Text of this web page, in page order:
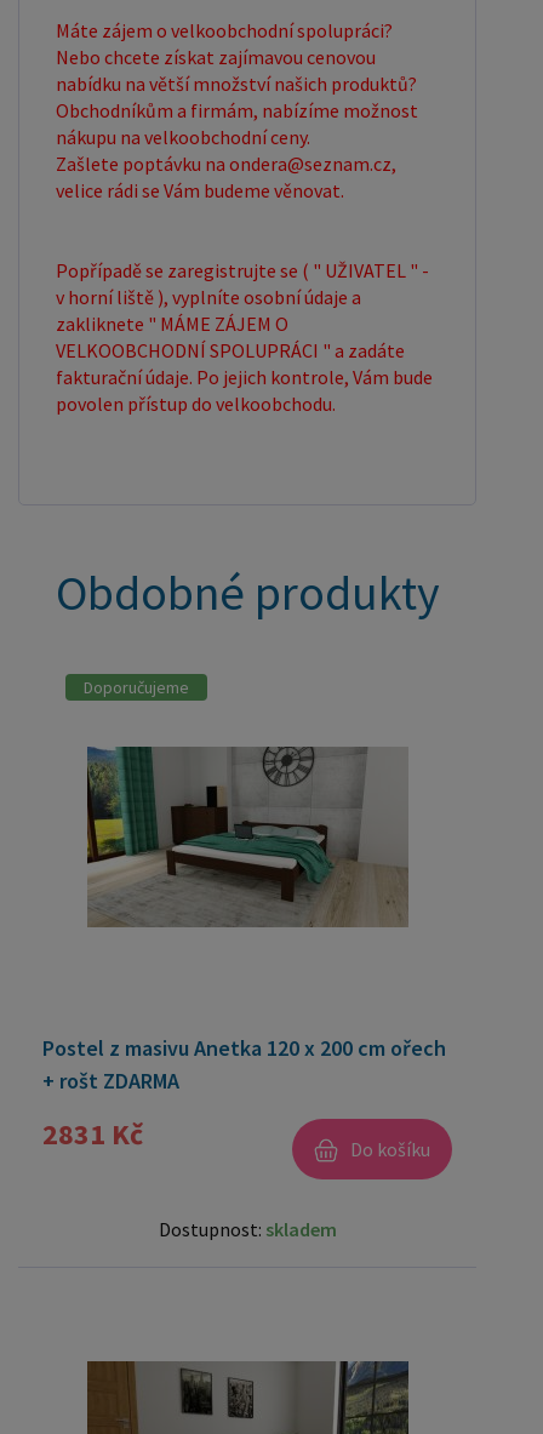
Máte zájem o velkoobchodní spolupráci?
Nebo chcete získat zajímavou cenovou
nabídku na větší množství našich produktů?
Obchodníkům a firmám, nabízíme možnost
nákupu na velkoobchodní ceny.
Zašlete poptávku na ondera@seznam.cz,
velice rádi se Vám budeme věnovat.
Popřípadě se zaregistrujte se ( " UŽIVATEL " -
v horní liště ), vyplníte osobní údaje a
zakliknete " MÁME ZÁJEM O
VELKOOBCHODNÍ SPOLUPRÁCI " a zadáte
fakturační údaje. Po jejich kontrole, Vám bude
povolen přístup do velkoobchodu.
Obdobné produkty
Doporučujeme
Postel z masivu Anetka 120 x 200 cm ořech
+ rošt ZDARMA
2831 Kč Do košíku
Dostupnost: skladem